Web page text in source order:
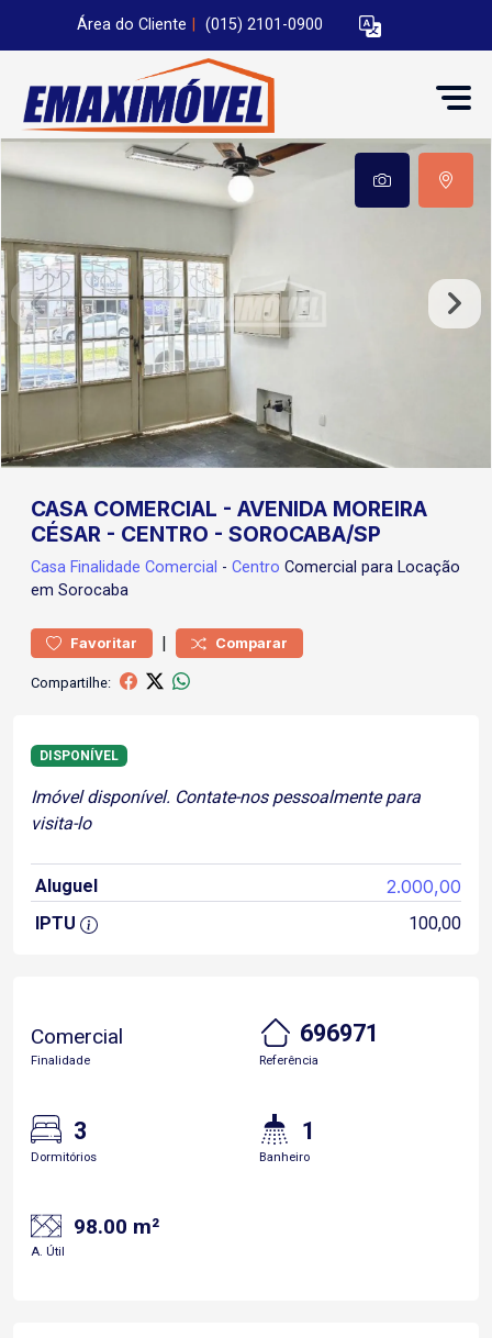
Área do Cliente (015) 2101-0900
CASA COMERCIAL - AVENIDA MOREIRA
CÉSAR - CENTRO - SOROCABA/SP
Casa Finalidade Comercial - Centro Comercial para Locação
em Sorocaba
Favoritar | Comparar
Compartilhe:
DISPONÍVEL
Imóvel disponível. Contate-nos pessoalmente para
visita-lo
Aluguel 2.000,00
IPTU 100,00
Comercial
Finalidade
696971
Referência
3
Dormitórios
1
Banheiro
98.00 m²
A. Útil